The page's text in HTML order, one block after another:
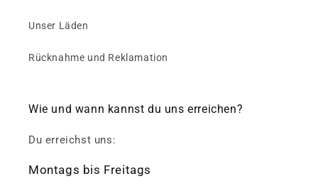
Unser Läden
Rücknahme und Reklamation
Wie und wann kannst du uns erreichen?
Du erreichst uns:
Montags bis Freitags